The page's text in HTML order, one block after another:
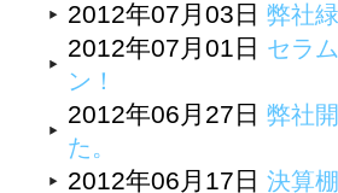
2012年07月03日 弊社
2012年07月01日 セラ
ン！
2012年06月27日 弊社
た。
2012年06月17日 決算